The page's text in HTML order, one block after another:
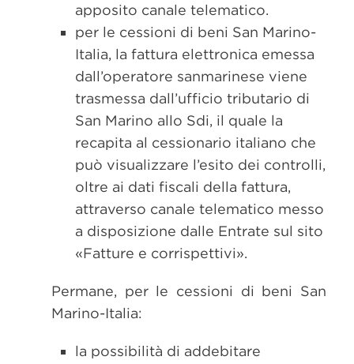
apposito canale telematico.
per le cessioni di beni San Marino-
Italia, la fattura elettronica emessa
dall’operatore sanmarinese viene
trasmessa dall’ufficio tributario di
San Marino allo Sdi, il quale la
recapita al cessionario italiano che
può visualizzare l’esito dei controlli,
oltre ai dati fiscali della fattura,
attraverso canale telematico messo
a disposizione dalle Entrate sul sito
«Fatture e corrispettivi».
Permane, per le cessioni di beni San
Marino-Italia:
la possibilità di addebitare